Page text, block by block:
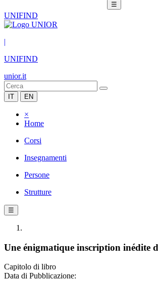
☰
UNIFIND
|
UNIFIND
unior.it
IT EN
×
Home
Corsi
Insegnamenti
Persone
Strutture
☰
Une énigmatique inscription inédite
Capitolo di libro
Data di Pubblicazione: